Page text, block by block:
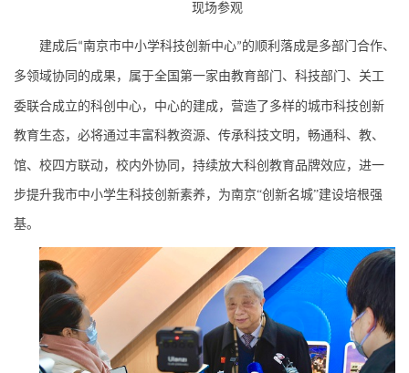
现场参观
建成后“南京市中小学科技创新中心”的顺利落成是多部门合作、
多领域协同的成果，属于全国第一家由教育部门、科技部门、关工
委联合成立的科创中心，中心的建成，营造了多样的城市科技创新
教育生态，必将通过丰富科教资源、 传承科技文明 ，畅通科、教、
馆、校四方联动，校内外协同，持续放大科创教育品牌效应，进一
步提升我市中小学生科技创新素养，为南京“创新名城”建设培根强
基。